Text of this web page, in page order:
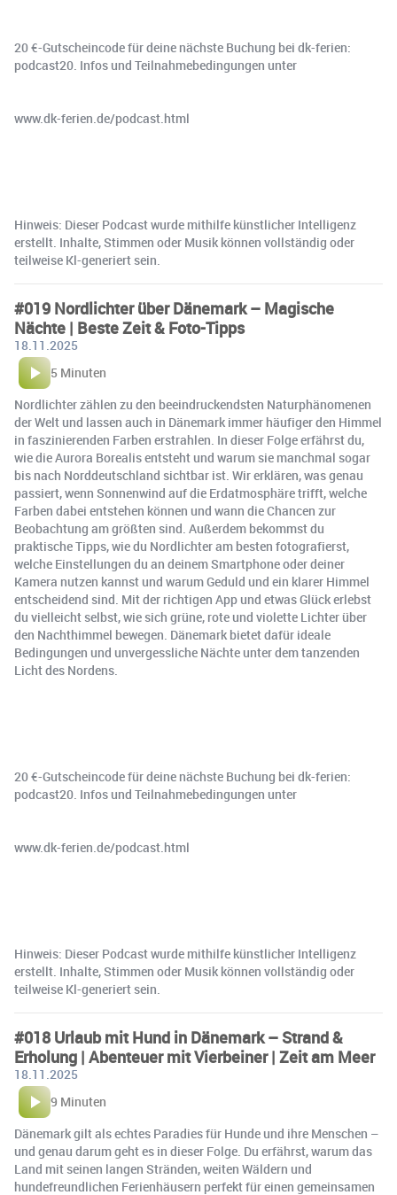
20 €-Gutscheincode für deine nächste Buchung bei dk-ferien:
podcast20. Infos und Teilnahmebedingungen unter
www.dk-ferien.de/podcast.html
Hinweis: Dieser Podcast wurde mithilfe künstlicher Intelligenz
erstellt. Inhalte, Stimmen oder Musik können vollständig oder
teilweise Kl-generiert sein.
#019 Nordlichter über Dänemark – Magische
Nächte | Beste Zeit & Foto-Tipps
18.11.2025
5 Minuten
Nordlichter zählen zu den beeindruckendsten Naturphänomenen
der Welt und lassen auch in Dänemark immer häufiger den Himmel
in faszinierenden Farben erstrahlen. In dieser Folge erfährst du,
wie die Aurora Borealis entsteht und warum sie manchmal sogar
bis nach Norddeutschland sichtbar ist. Wir erklären, was genau
passiert, wenn Sonnenwind auf die Erdatmosphäre trifft, welche
Farben dabei entstehen können und wann die Chancen zur
Beobachtung am größten sind. Außerdem bekommst du
praktische Tipps, wie du Nordlichter am besten fotografierst,
welche Einstellungen du an deinem Smartphone oder deiner
Kamera nutzen kannst und warum Geduld und ein klarer Himmel
entscheidend sind. Mit der richtigen App und etwas Glück erlebst
du vielleicht selbst, wie sich grüne, rote und violette Lichter über
den Nachthimmel bewegen. Dänemark bietet dafür ideale
Bedingungen und unvergessliche Nächte unter dem tanzenden
Licht des Nordens.
20 €-Gutscheincode für deine nächste Buchung bei dk-ferien:
podcast20. Infos und Teilnahmebedingungen unter
www.dk-ferien.de/podcast.html
Hinweis: Dieser Podcast wurde mithilfe künstlicher Intelligenz
erstellt. Inhalte, Stimmen oder Musik können vollständig oder
teilweise Kl-generiert sein.
#018 Urlaub mit Hund in Dänemark – Strand &
Erholung | Abenteuer mit Vierbeiner | Zeit am Meer
18.11.2025
9 Minuten
Dänemark gilt als echtes Paradies für Hunde und ihre Menschen –
und genau darum geht es in dieser Folge. Du erfährst, warum das
Land mit seinen langen Stränden, weiten Wäldern und
hundefreundlichen Ferienhäusern perfekt für einen gemeinsamen